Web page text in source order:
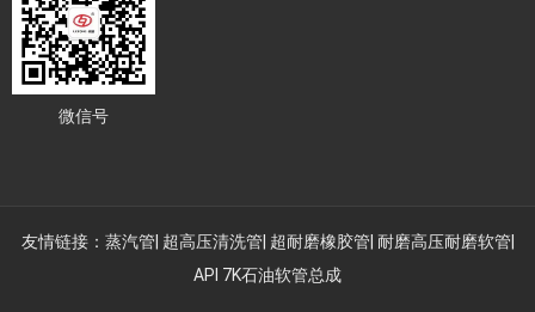
微信号
友情链接： 蒸汽管 超高压清洗管 超耐磨橡胶管 耐磨高压耐磨软管
API 7K石油软管总成